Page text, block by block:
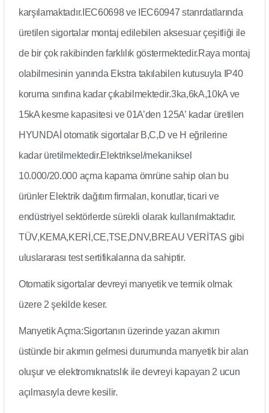
karşılamaktadır.IEC60698 ve IEC60947 stanrdatlarında
üretilen sigortalar montaj edilebilen aksesuar çeşitliği ile
de bir çok rakibinden farklılık göstermektedir.Raya montaj
olabilmesinin yanında Ekstra takılabilen kutusuyla IP40
koruma sınıfına kadar çıkabilmektedir.3ka,6kA,10kA ve
15kA kesme kapasitesi ve 01A’den 125A’ kadar üretilen
HYUNDAİ otomatik sigortalar B,C,D ve H eğrilerine
kadar üretilmektedir.Elektriksel/mekaniksel
10.000/20.000 açma kapama ömrüne sahip olan bu
ürünler Elektrik dağıtım firmaları, konutlar, ticari ve
endüstriyel sektörlerde sürekli olarak kullanılmaktadır.
TÜV,KEMA,KERİ,CE,TSE,DNV,BREAU VERİTAS gibi
uluslararası test sertifikalarına da sahiptir.
Otomatik sigortalar devreyi manyetik ve termik olmak
üzere 2 şekilde keser.
Manyetik Açma:Sigortanın üzerinde yazan akımın
üstünde bir akımın gelmesi durumunda manyetik bir alan
oluşur ve elektromıknatıslık ile devreyi kapayan 2 ucun
açılmasıyla devre kesilir.